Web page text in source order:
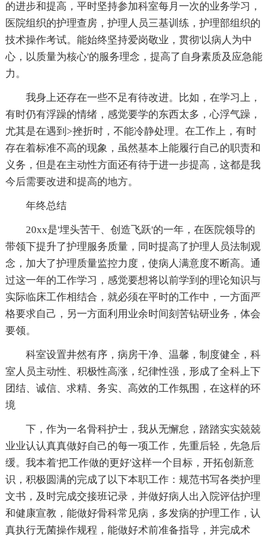
的进步和提高，平时坚持参加科室每月一次的业务学习，
医院组织的护理查房，护理人员三基训练，护理部组织的
技术操作考试。能始终坚持爱岗敬业，贯彻'以病人为中
心，以质量为核心'的服务理念，提高了自身素质及应急能
力。
我身上还存在一些不足有待改进。比如，在学习上，
有时仍有浮躁的情绪，感觉要学的东西太多，心浮气躁，
尤其是在遇到>挫折时，不能冷静处理。在工作上，有时
存在着标准不高的现象，虽然基本上能履行自己的职责和
义务，但是在主动性方面还有待于进一步提高，这都是我
今后需要改进和提高的地方。
年终总结
20xx是'埋头苦干、创造飞跃'的一年，在医院领导的
带领下提升了护理服务质量，同时提高了护理人员法制观
念，加大了护理质量监控力度，使病人满意度不断高。通
过这一年的工作学习，感觉要想将以前学到的理论知识与
实际临床工作相结合，就必须在平时的工作中，一方面严
格要求自己，另一方面利用业余时间刻苦钻研业务，体会
要领。
科室设置井然有序，病房干净、温馨，制度健全，科
室人员主动性、积极性高涨，纪律性强，形成了全科上下
团结、诚信、求精、务实、高效的工作氛围，在这样的环
境
下，作为一名骨科护士，我从无懈怠，踏踏实实兢兢
业业认认真真做好自己的每一项工作，先重后轻，先急后
缓。我本着'把工作做的更好'这样一个目标，开拓创新意
识，积极圆满的完成了以下本职工作：规范书写各类护理
文书，及时完成交接班记录，并做好病人出入院评估护理
和健康宣教，能做好骨科常见病，多发病的护理工作，认
真执行无菌操作规程，能做好术前准备指导，并完成术